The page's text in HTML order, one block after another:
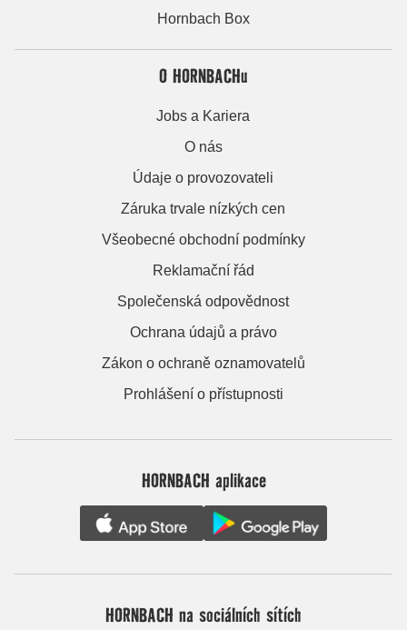
Hornbach Box
O HORNBACHu
Jobs a Kariera
O nás
Údaje o provozovateli
Záruka trvale nízkých cen
Všeobecné obchodní podmínky
Reklamační řád
Společenská odpovědnost
Ochrana údajů a právo
Zákon o ochraně oznamovatelů
Prohlášení o přístupnosti
HORNBACH aplikace
HORNBACH na sociálních sítích